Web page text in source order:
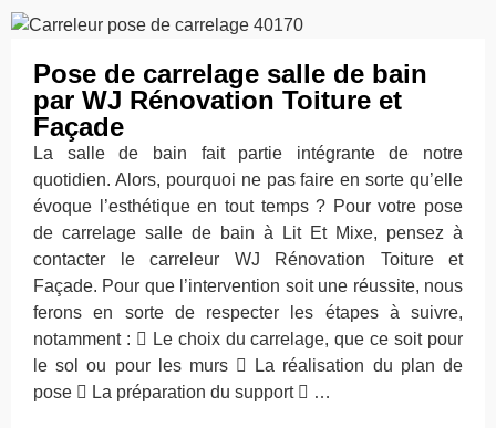
Pose de carrelage salle de bain
par WJ Rénovation Toiture et
Façade
La salle de bain fait partie intégrante de notre
quotidien. Alors, pourquoi ne pas faire en sorte qu’elle
évoque l’esthétique en tout temps ? Pour votre pose
de carrelage salle de bain à Lit Et Mixe, pensez à
contacter le carreleur WJ Rénovation Toiture et
Façade. Pour que l’intervention soit une réussite, nous
ferons en sorte de respecter les étapes à suivre,
notamment :  Le choix du carrelage, que ce soit pour
le sol ou pour les murs  La réalisation du plan de
pose  La préparation du support  …